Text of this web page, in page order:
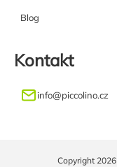
Blog
Kontakt
info@piccolino.cz
Copyright 2026